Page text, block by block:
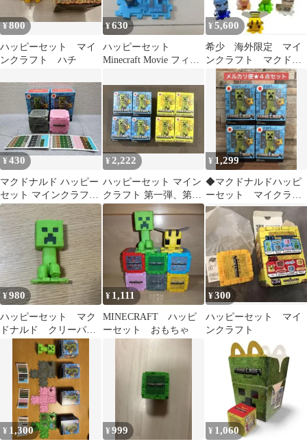
¥800
ハッピーセット マイ
ンクラフト ハチ
¥630
ハッピーセット
Minecraft Movie フィギ
¥ 5,600
希少 海外限定 マイ
ンクラフト マクドナ
ルド ハッピーセッ
ト コンプリート
¥430
マクドナルド ハッピー
セット マインクラフト
第1弾 2種セット
¥ 2,222
ハッピーセット マイン
クラフト 第一弾、第二
弾全8種(傷や汚れは特
になし)
¥ 1,299
◆マクドナルドハッピ
ーセット マイクラ
マインクラフト 第一
弾 4種セット
¥980
ハッピーセット マク
ドナルド クリーパ
ー マック マイク
ラ マインクラフト
¥ 1,111
MINECRAFT ハッピ
ーセット おもちゃ
¥300
ハッピーセット マイ
ンクラフト
¥ 1,300 ¥999 ¥ 1,060